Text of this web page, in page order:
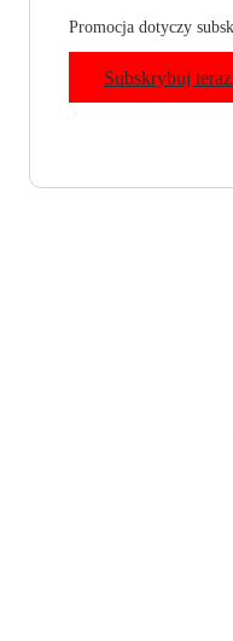
Promocja dotyczy
Subskrybuj